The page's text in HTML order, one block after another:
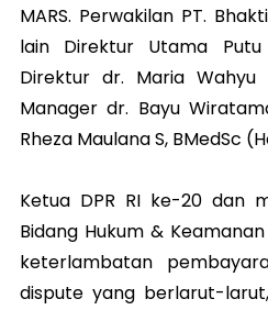
MARS. Perwakilan PT.
lain Direktur Utama
Direktur dr. Maria Wahyu
Manager dr. Bayu
Rheza Maulana S, BMedSc
Ketua DPR RI ke-20 dan
Bidang Hukum &
keterlambatan
dispute yang berlarut-